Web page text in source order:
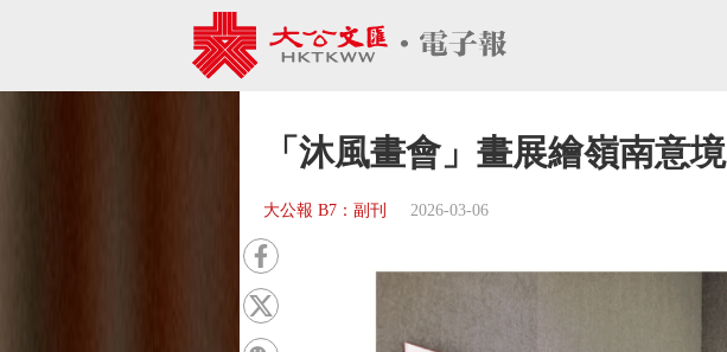
「沐風畫會」畫展繪嶺南意境
大公報 B7：副刊 2026-03-06